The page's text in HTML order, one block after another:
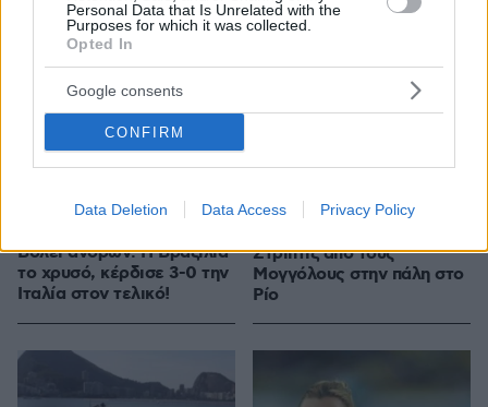
Personal Data that Is Unrelated with the
Purposes for which it was collected.
Opted In
Google consents
CONFIRM
Data Deletion Data Access Privacy Policy
Βόλεϊ ανδρών: Η Βραζιλία
το χρυσό, κέρδισε 3-0 την
Ιταλία στον τελικό!
Στριπτίζ από τους
Μογγόλους στην πάλη στο
Ρίο